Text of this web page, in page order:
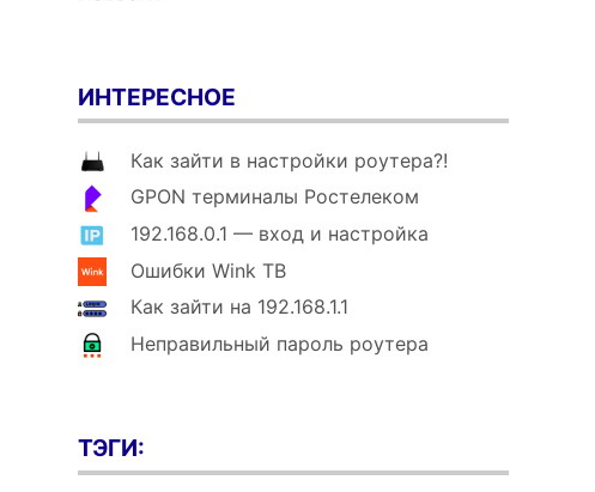
ИНТЕРЕСНОЕ
Как зайти в настройки роутера?!
GPON терминалы Ростелеком
192.168.0.1 — вход и настройка
Ошибки Wink ТВ
Как зайти на 192.168.1.1
Неправильный пароль роутера
ТЭГИ: